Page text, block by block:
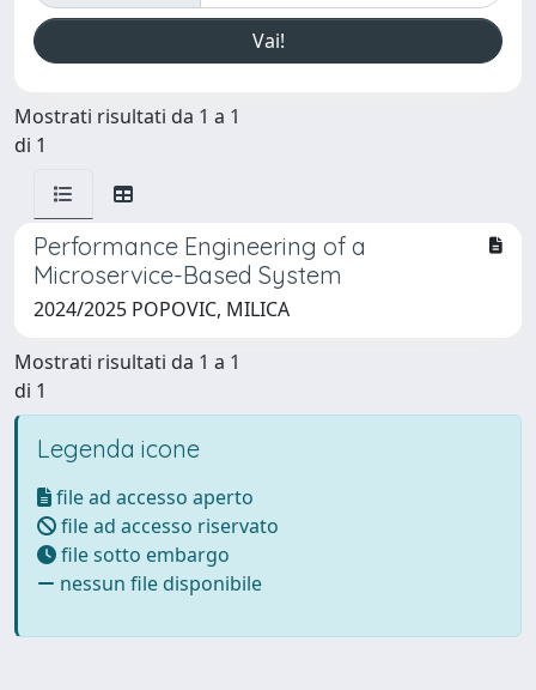
Mostrati risultati da 1 a 1
di 1
Performance Engineering of a
Microservice-Based System
2024/2025 POPOVIC, MILICA
Mostrati risultati da 1 a 1
di 1
Legenda icone
file ad accesso aperto
file ad accesso riservato
file sotto embargo
nessun file disponibile